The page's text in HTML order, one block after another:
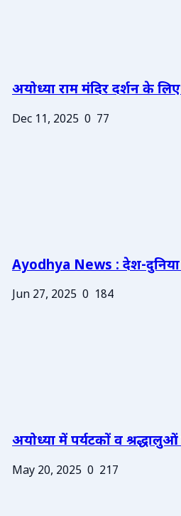
अयोध्या राम मंदिर दर्शन के
Dec 11, 2025 0 77
Ayodhya News : देश-दुनिया
Jun 27, 2025 0 184
अयोध्या में पर्यटकों व
May 20, 2025 0 217